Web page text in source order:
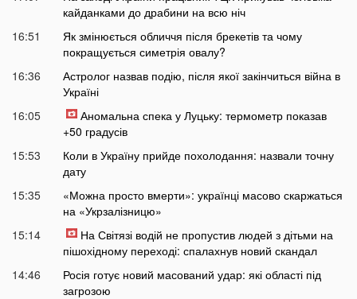
кайданками до драбини на всю ніч
16:51
Як змінюється обличчя після брекетів та чому
покращується симетрія овалу?
16:36
Астролог назвав подію, після якої закінчиться війна в
Україні
16:05
Аномальна спека у Луцьку: термометр показав
+50 градусів
15:53
Коли в Україну прийде похолодання: назвали точну
дату
15:35
«Можна просто вмерти»: українці масово скаржаться
на «Укрзалізницю»
15:14
На Світязі водій не пропустив людей з дітьми на
пішохідному переході: спалахнув новий скандал
14:46
Росія готує новий масований удар: які області під
загрозою